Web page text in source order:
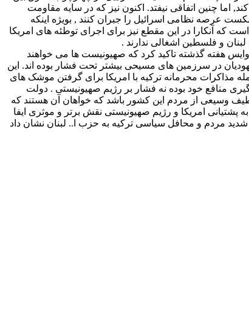
اما چنین اتفاقی نیفتد. اکنون نیز که در سایه مقاومت
نظامی اسرائیل را جبران کنند , بویژه اینکه
که آنکارا در این مقطع نیز برای اجرای توطئه های امریکا
و فلسطین اشغالی ندارند .
هفته گذشته تاکید کرد که صهیونیست ها می خواهند
در سرزمین های مسیحی بیشتر تحت فشار بوده اند. این
مذاکرات محرمانه ترکیه با امریکا برای گرفتن موشک های
منافع خود بوده نه فشار بر رژیم صهیونیستی . دولت
وسیعی از مردم این کشور باشد که خواهان آن هستند که
امریکا و رژیم صهیونیستی نقش برتر و موثری ایفا
شدید مردم و محافل سیاسی ترکیه به حزب ا.. لبنان نشان داد